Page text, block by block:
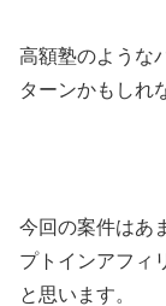
高額塾のような
ターンかもしれ
今回の案件はあ
プトインアフィ
と思います。